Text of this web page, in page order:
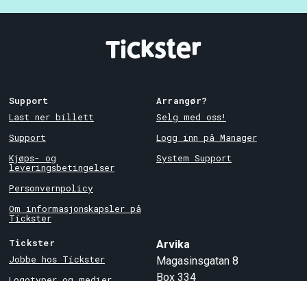
Support
Last ner billett
Support
Kjøps- og
leveringsbetingelser
Personvernpolicy
Om informasjonskapsler på
Tickster
Arrangør?
Selg med oss!
Logg inn på Manager
System Support
Tickster
Jobbe hos Tickster
Arvika
Magasinsgatan 8
Box 334